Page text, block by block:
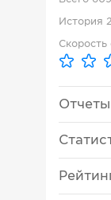
История
Скорость
Отчеты